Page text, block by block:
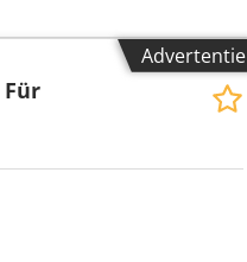
Advertentie
Für